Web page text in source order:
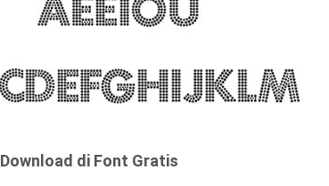
Download di Font Gratis